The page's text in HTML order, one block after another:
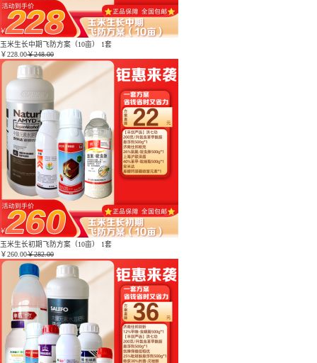
玉米生长中期飞防方案（10亩） 1套
￥228.00￥248.00
玉米生长初期飞防方案（10亩） 1套
￥260.00￥282.00